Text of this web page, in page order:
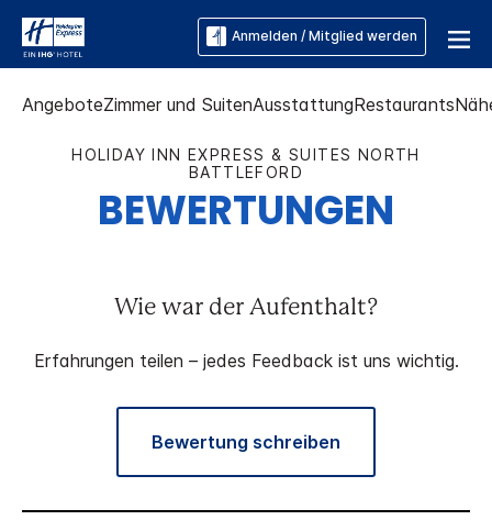
Anmelden / Mitglied werden
AngeboteZimmer und SuitenAusstattungRestaurants
HOLIDAY INN EXPRESS & SUITES NORTH
BATTLEFORD
BEWERTUNGEN
Wie war der Aufenthalt?
Erfahrungen teilen – jedes Feedback ist uns wichtig.
Bewertung schreiben